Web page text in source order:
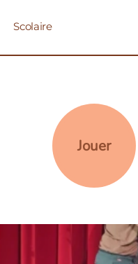
Scolaire
Jouer